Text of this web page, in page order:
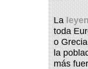
La
toda
o
la
más